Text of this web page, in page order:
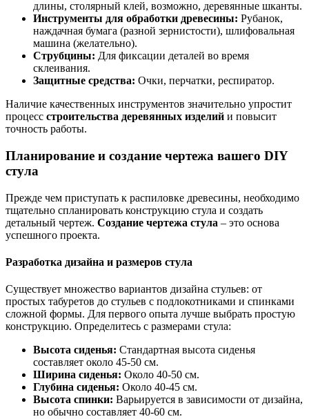
длины, столярный клей, возможно, деревянные шканты.
Инструменты для обработки древесины: Рубанок,
наждачная бумага (разной зернистости), шлифовальная
машина (желательно).
Струбцины: Для фиксации деталей во время
склеивания.
Защитные средства: Очки, перчатки, респиратор.
Наличие качественных инструментов значительно упростит
процесс строительства деревянных изделий и повысит
точность работы.
Планирование и создание чертежа вашего DIY
стула
Прежде чем приступать к распиловке древесины, необходимо
тщательно спланировать конструкцию стула и создать
детальный чертеж. Создание чертежа стула – это основа
успешного проекта.
Разработка дизайна и размеров стула
Существует множество вариантов дизайна стульев: от
простых табуретов до стульев с подлокотниками и спинками
сложной формы. Для первого опыта лучше выбрать простую
конструкцию. Определитесь с размерами стула:
Высота сиденья: Стандартная высота сиденья
составляет около 45-50 см.
Ширина сиденья: Около 40-50 см.
Глубина сиденья: Около 40-45 см.
Высота спинки: Варьируется в зависимости от дизайна,
но обычно составляет 40-60 см.